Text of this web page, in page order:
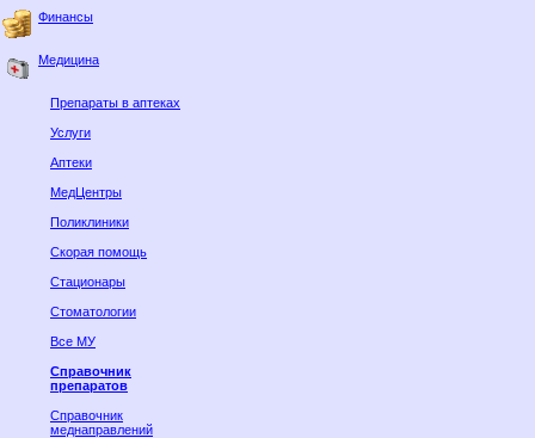
Финансы
Медицина
Препараты в аптеках
Услуги
Аптеки
МедЦентры
Поликлиники
Скорая помощь
Стационары
Стоматологии
Все МУ
Справочник
препаратов
Справочник
меднаправлений